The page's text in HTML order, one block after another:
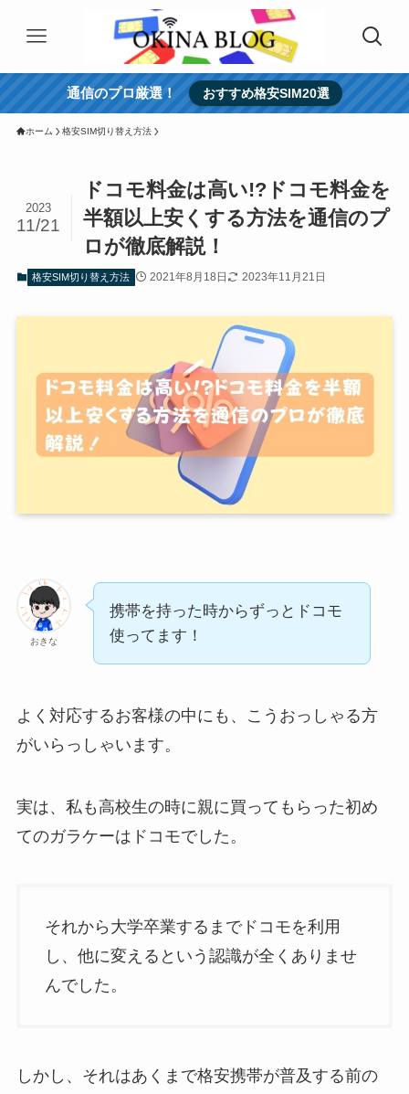
通信のプロ厳選！ おすすめ格安SIM20選
ホーム 格安SIM切り替え方法
ドコモ料金は高い!?ドコモ料金を
半額以上安くする方法を通信のプ
ロが徹底解説！
2023
11/21
格安SIM切り替え方法 2021年8月18日 2023年11月21日
おきな
携帯を持った時からずっとドコモ
使ってます！
よく対応するお客様の中にも、こうおっしゃる方
がいらっしゃいます。
実は、私も高校生の時に親に買ってもらった初め
てのガラケーはドコモでした。
それから大学卒業するまでドコモを利用
し、他に変えるという認識が全くありませ
んでした。
しかし、それはあくまで格安携帯が普及する前の